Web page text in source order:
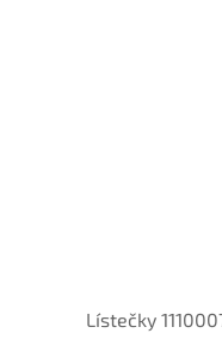
Lístečky